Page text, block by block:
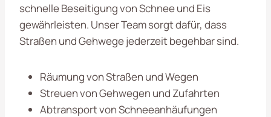
schnelle Beseitigung von Schnee und Eis
gewährleisten. Unser Team sorgt dafür, dass
Straßen und Gehwege jederzeit begehbar sind.
Räumung von Straßen und Wegen
Streuen von Gehwegen und Zufahrten
Abtransport von Schneeanhäufungen